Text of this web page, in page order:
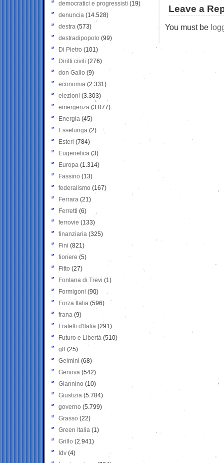
Leave a
You must be
democratici e progressisti (19)
denuncia (14.528)
destra (573)
destradipopolo (99)
Di Pietro (101)
Diritti civili (276)
don Gallo (9)
economia (2.331)
elezioni (3.303)
emergenza (3.077)
Energia (45)
Esselunga (2)
Esteri (784)
Eugenetica (3)
Europa (1.314)
Fassino (13)
federalismo (167)
Ferrara (21)
Ferretti (6)
ferrovie (133)
finanziaria (325)
Fini (821)
fioriere (5)
Fitto (27)
Fontana di Trevi (1)
Formigoni (90)
Forza Italia (596)
frana (9)
Fratelli d'Italia (291)
Futuro e Libertà (510)
g8 (25)
Gelmini (68)
Genova (542)
Giannino (10)
Giustizia (5.784)
governo (5.799)
Grasso (22)
Green Italia (1)
Grillo (2.941)
Idv (4)